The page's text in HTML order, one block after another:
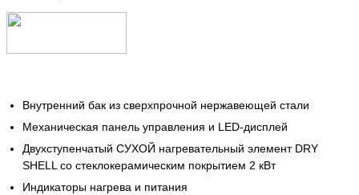
Внутренний бак из сверхпрочной нержавеющей стали
Механическая панель управления и LED-дисплей
Двухступенчатый СУХОЙ нагревательный элемент DRY
SHELL со стеклокерамическим покрытием 2 кВт
Индикаторы нагрева и питания